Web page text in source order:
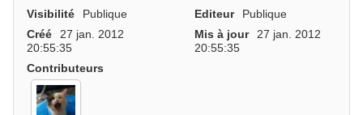
Visibilité
Publique Editeur
Publique
Créé
27 jan. 2012
20:55:35
Mis à jour
27 jan. 2012
20:55:35
Contributeurs